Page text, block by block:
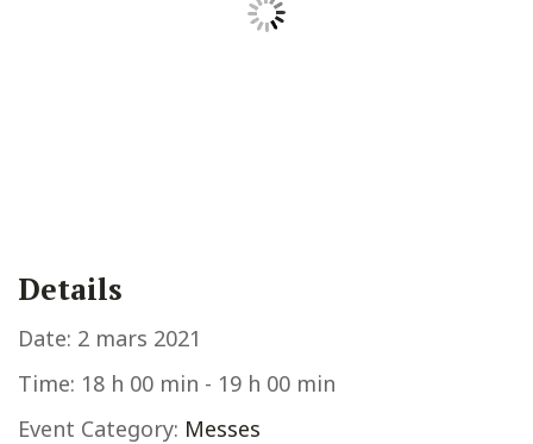
Details
Date: 2 mars 2021
Time: 18 h 00 min - 19 h 00 min
Event Category: Messes